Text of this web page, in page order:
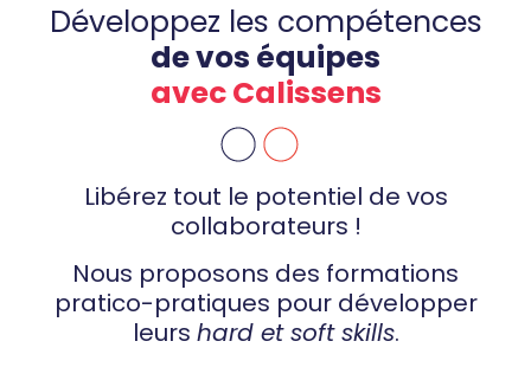
Développez les compétences
de vos équipes
avec Calissens
Libérez tout le potentiel de vos
collaborateurs !
Nous proposons des formations
pratico-pratiques pour développer
leurs hard et soft skills.